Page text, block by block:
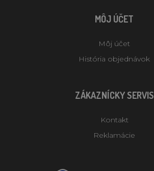
MÔJ ÚČET
Môj účet
História objednávok
ZÁKAZNÍCKY SERVIS
Kontakt
Reklamácie